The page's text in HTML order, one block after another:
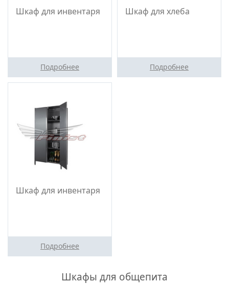
Шкаф для инвентаря
Подробнее
Шкаф для хлеба
Подробнее
Шкаф для инвентаря
Подробнее
Шкафы для общепита